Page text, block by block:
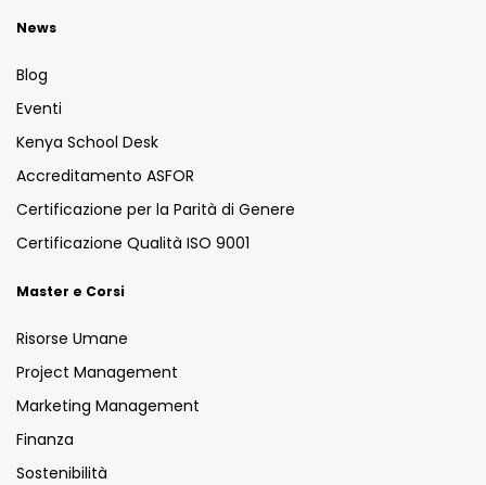
News
Blog
Eventi
Kenya School Desk
Accreditamento ASFOR
Certificazione per la Parità di Genere
Certificazione Qualità ISO 9001
Master e Corsi
Risorse Umane
Project Management
Marketing Management
Finanza
Sostenibilità